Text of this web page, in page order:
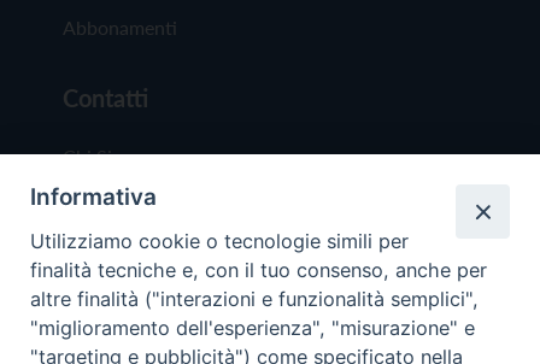
Abbonamenti
Contatti
Chi Siamo
Redazione
Scrivici
Informativa
Utilizziamo cookie o tecnologie simili per
finalità tecniche e, con il tuo consenso, anche per
altre finalità ("interazioni e funzionalità semplici",
"miglioramento dell'esperienza", "misurazione" e
"targeting e pubblicità") come specificato nella